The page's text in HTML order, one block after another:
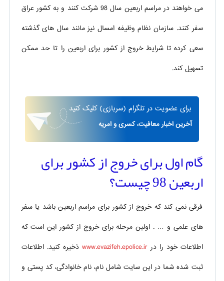
می خواهند در مراسم اربعین سال 98 شرکت کنند و به کشور عراق
سفر کنند. سازمان نظام وظیفه امسال نیز مانند سال های گذشته
سعی کرده تا شرایط خروج از کشور برای اربعین را تا حد ممکن
تسهیل کند.
برای عضویت در تلگرام (سربازی) کلیک کنید
آخرین اخبار معافیت، کسری و امریه
گام اول برای خروج از کشور برای
اربعین 98 چیست؟
فرقی نمی کند که خروج از کشور برای مراسم اربعین باشد یا سفر
های علمی و … . اولین مرحله برای خروج از کشور این است که
اطلاعات خود را در www.evazifeh.epolice.ir ذخیره کنید. اطلاعات
ثبت شده شما در این سایت شامل نام، نام خانوادگی، کد پستی و